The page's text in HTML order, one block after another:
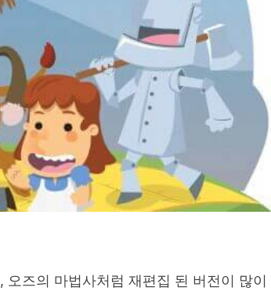
즈의 마법사처럼 재편집 된 버전이 많이